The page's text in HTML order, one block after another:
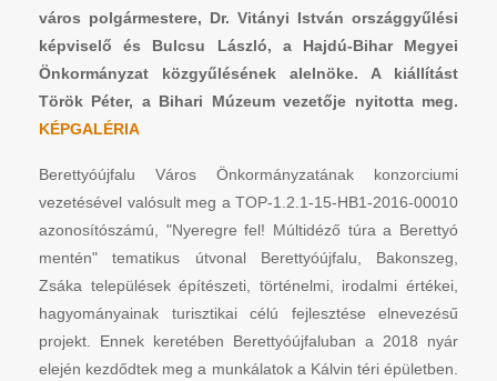
város polgármestere, Dr. Vitányi István országgyűlési
képviselő és Bulcsu László, a Hajdú-Bihar Megyei
Önkormányzat közgyűlésének alelnöke. A kiállítást
Török Péter, a Bihari Múzeum vezetője nyitotta meg.
KÉPGALÉRIA
Berettyóújfalu Város Önkormányzatának konzorciumi
vezetésével valósult meg a TOP-1.2.1-15-HB1-2016-00010
azonosítószámú, "Nyeregre fel! Múltidéző túra a Berettyó
mentén" tematikus útvonal Berettyóújfalu, Bakonszeg,
Zsáka települések építészeti, történelmi, irodalmi értékei,
hagyományainak turisztikai célú fejlesztése elnevezésű
projekt. Ennek keretében Berettyóújfaluban a 2018 nyár
elején kezdődtek meg a munkálatok a Kálvin téri épületben.